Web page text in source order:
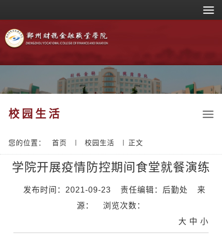
校园生活
您的位置： 首页 校园生活 正文
学院开展疫情防控期间食堂就餐演练
发布时间：2021-09-23 责任编辑：后勤处
来
源：
浏览次数：
大 中 小